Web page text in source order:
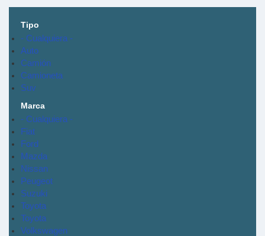
Tipo
- Cualquiera -
Auto
Camión
Camioneta
Suv
Marca
- Cualquiera -
Fiat
Ford
Mazda
Nissan
Peugeot
Suzuki
Toyota
Toyota
Volkswagen